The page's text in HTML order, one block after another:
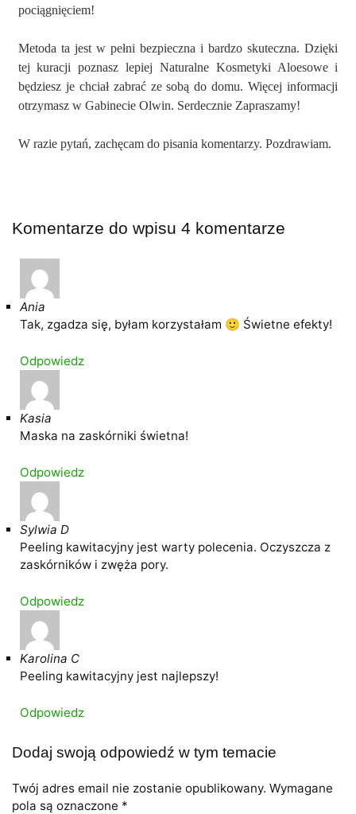
pociągnięciem!
Metoda ta jest w pełni bezpieczna i bardzo skuteczna. Dzięki
tej kuracji poznasz lepiej Naturalne Kosmetyki Aloesowe i
będziesz je chciał zabrać ze sobą do domu. Więcej informacji
otrzymasz w Gabinecie Olwin. Serdecznie Zapraszamy!
W razie pytań, zachęcam do pisania komentarzy. Pozdrawiam.
Komentarze do wpisu 4 komentarze
Ania
Tak, zgadza się, byłam korzystałam 🙂 Świetne efekty!
Odpowiedz
Kasia
Maska na zaskórniki świetna!
Odpowiedz
Sylwia D
Peeling kawitacyjny jest warty polecenia. Oczyszcza z
zaskórników i zwęża pory.
Odpowiedz
Karolina C
Peeling kawitacyjny jest najlepszy!
Odpowiedz
Dodaj swoją odpowiedź w tym temacie
Twój adres email nie zostanie opublikowany. Wymagane
pola są oznaczone *